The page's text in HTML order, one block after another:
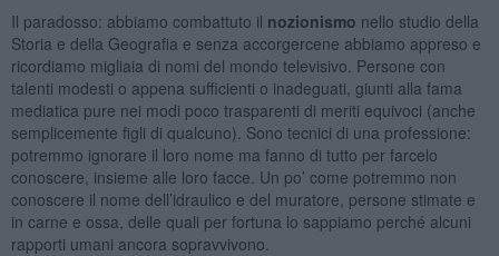
Il paradosso: abbiamo combattuto il nozionismo nello studio della
Storia e della Geografia e senza accorgercene abbiamo appreso e
ricordiamo migliaia di nomi del mondo televisivo. Persone con
talenti modesti o appena sufficienti o inadeguati, giunti alla fama
mediatica pure nei modi poco trasparenti di meriti equivoci (anche
semplicemente figli di qualcuno). Sono tecnici di una professione:
potremmo ignorare il loro nome ma fanno di tutto per farcelo
conoscere, insieme alle loro facce. Un po’ come potremmo non
conoscere il nome dell’idraulico e del muratore, persone stimate e
in carne e ossa, delle quali per fortuna lo sappiamo perché alcuni
rapporti umani ancora sopravvivono.